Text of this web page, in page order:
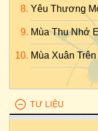
Yêu Thương
Mùa Thu Nhớ
Mùa Xuân
TƯ LIỆU